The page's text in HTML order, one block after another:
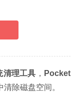
清理工具 ， Pocket
除磁盘空间。